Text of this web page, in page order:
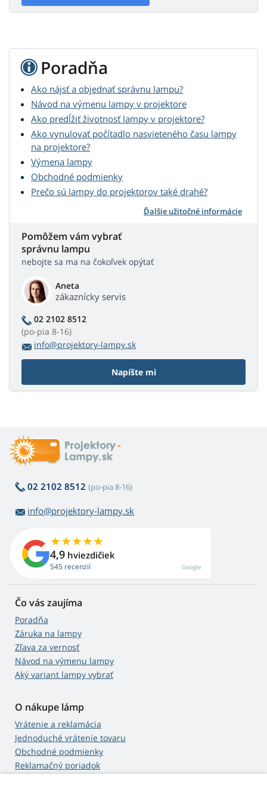
Poradňa
Ako nájsť a objednať správnu lampu?
Návod na výmenu lampy v projektore
Ako predĺžiť životnosť lampy v projektore?
Ako vynulovať počítadlo nasvieteného času lampy
na projektore?
Výmena lampy
Obchodné podmienky
Prečo sú lampy do projektorov také drahé?
Ďalšie užitočné informácie
Pomôžem vám vybrať
správnu lampu
nebojte sa ma na čokoľvek opýtať
Aneta
zákaznícky servis
02 2102 8512
(po-pia 8-16)
info@projektory-lampy.sk
Napíšte mi
02 2102 8512 (po-pia 8-16)
info@projektory-lampy.sk
4,9 hviezdičiek
545 recenzií Google
Čo vás zaujíma
Poradňa
Záruka na lampy
Zľava za vernosť
Návod na výmenu lampy
Aký variant lampy vybrať
O nákupe lámp
Vrátenie a reklamácia
Jednoduché vrátenie tovaru
Obchodné podmienky
Reklamačný poriadok